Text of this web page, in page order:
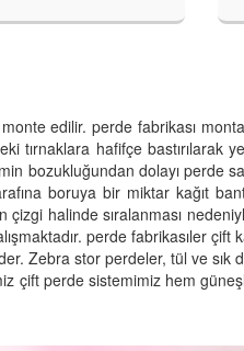
edilir. perde fabrikası
hafifçe bastırılarak
bozukluğundan dolayı
boruya bir miktar kağıt
halinde sıralanması
perde fabrikasıler çift
Zebra stor perdeler, tül ve sık
çift perde sistemimiz hem